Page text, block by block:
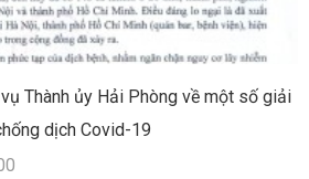
Thành ủy Hải Phòng về một số giải
dịch Covid-19